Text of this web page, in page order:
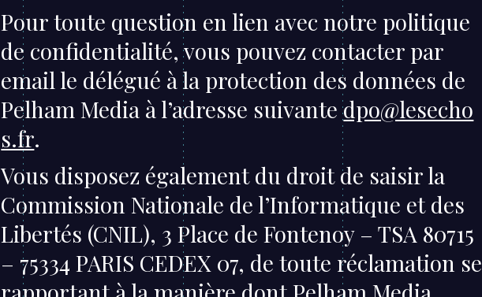
Pour toute question en lien avec notre politique
de confidentialité, vous pouvez contacter par
email le délégué à la protection des données de
Pelham Media à l’adresse suivantedpo@lesecho
s.fr.
Vous disposez également du droit de saisir la
Commission Nationale de l’Informatique et des
Libertés (CNIL), 3 Place de Fontenoy – TSA 80715
– 75334 PARIS CEDEX 07, de toute réclamation se